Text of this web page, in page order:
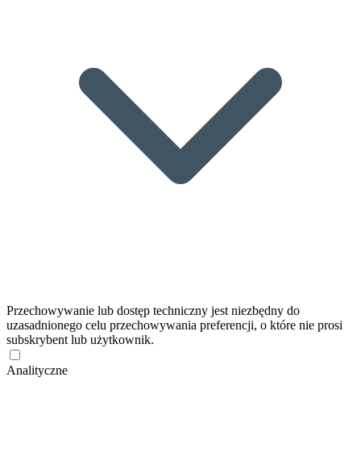
Przechowywanie lub dostęp techniczny jest niezbędny do
uzasadnionego celu przechowywania preferencji, o które nie prosi
subskrybent lub użytkownik.
Analityczne